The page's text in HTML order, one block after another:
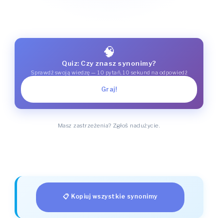
🧠
Quiz: Czy znasz synonimy?
Sprawdź swoją wiedzę — 10 pytań, 10 sekund na odpowiedź
Graj!
Masz zastrzeżenia? Zgłoś nadużycie.
📋 Kopiuj wszystkie synonimy